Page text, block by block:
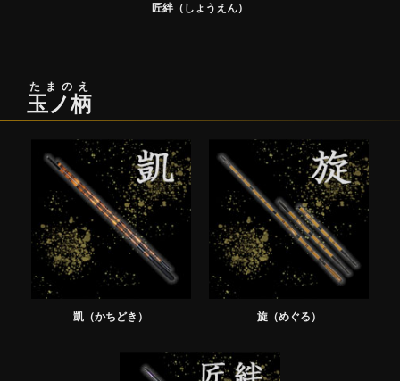
匠絆（しょうえん）
玉ノ柄
たまのえ
凱（かちどき） 旋（めぐる）